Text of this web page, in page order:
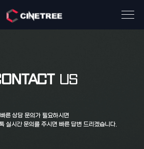
US
빠른 상담 문의가 필요하시면
실시간 문의를 주시면 빠른 답변 드리겠습니다.